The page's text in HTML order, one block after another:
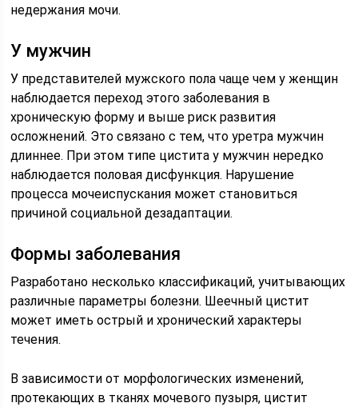
недержания мочи.
У мужчин
У представителей мужского пола чаще чем у женщин
наблюдается переход этого заболевания в
хроническую форму и выше риск развития
осложнений. Это связано с тем, что уретра мужчин
длиннее. При этом типе цистита у мужчин нередко
наблюдается половая дисфункция. Нарушение
процесса мочеиспускания может становиться
причиной социальной дезадаптации.
Формы заболевания
Разработано несколько классификаций, учитывающих
различные параметры болезни. Шеечный цистит
может иметь острый и хронический характеры
течения.
В зависимости от морфологических изменений,
протекающих в тканях мочевого пузыря, цистит